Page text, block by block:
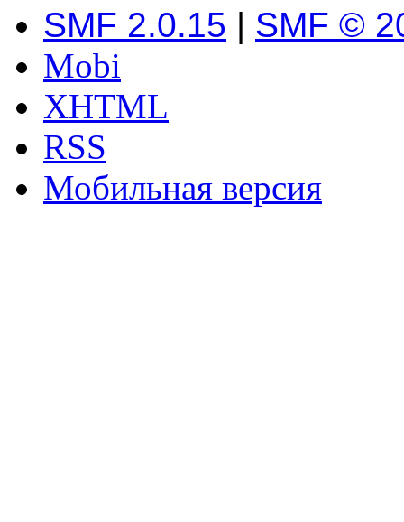
SMF 2.0.15 | SMF ©
Mobi
XHTML
RSS
Мобильная версия